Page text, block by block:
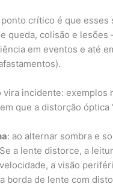
crítico é que
queda, colisão e
em eventos e até
vira incidente: exemplos
que a distorção óptica
: ao alternar sombra e
a lente distorce, a
a visão
borda de lente com